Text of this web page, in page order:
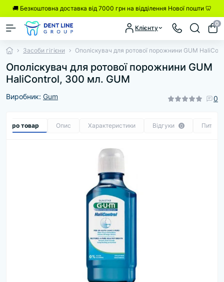
🚚 Безкоштовна доставка від 7000 грн на відділення Нової пошти 🦷
Клієнту
0
Засоби гігієни Ополіскувач для ротової порожнини GUM
Ополіскувач для ротової порожнини GUM
HaliControl, 300 мл. GUM
Виробник: Gum 0
про товар Опис Характеристики Відгуки 0